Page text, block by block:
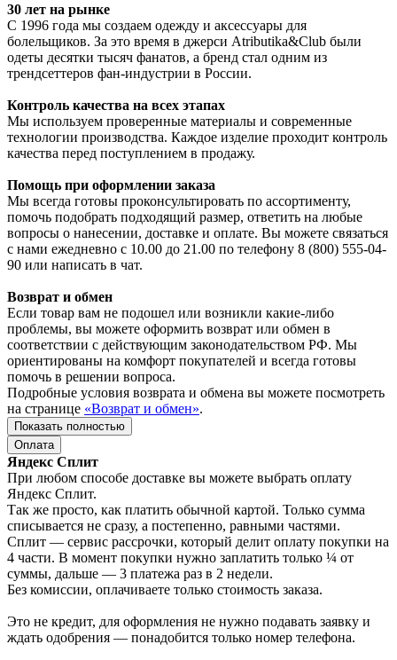
30 лет на рынке
С 1996 года мы создаем одежду и аксессуары для
болельщиков. За это время в джерси Atributika&Club были
одеты десятки тысяч фанатов, а бренд стал одним из
трендсеттеров фан-индустрии в России.
Контроль качества на всех этапах
Мы используем проверенные материалы и современные
технологии производства. Каждое изделие проходит контроль
качества перед поступлением в продажу.
Помощь при оформлении заказа
Мы всегда готовы проконсультировать по ассортименту,
помочь подобрать подходящий размер, ответить на любые
вопросы о нанесении, доставке и оплате. Вы можете связаться
с нами ежедневно с 10.00 до 21.00 по телефону 8 (800) 555-04-
90 или написать в чат.
Возврат и обмен
Если товар вам не подошел или возникли какие-либо
проблемы, вы можете оформить возврат или обмен в
соответствии с действующим законодательством РФ. Мы
ориентированы на комфорт покупателей и всегда готовы
помочь в решении вопроса.
Подробные условия возврата и обмена вы можете посмотреть
на странице «Возврат и обмен».
Показать полностью
Оплата
Яндекс Сплит
При любом способе доставке вы можете выбрать оплату
Яндекс Сплит.
Так же просто, как платить обычной картой. Только сумма
списывается не сразу, а постепенно, равными частями.
Сплит — сервис рассрочки, который делит оплату покупки на
4 части. В момент покупки нужно заплатить только ¼ от
суммы, дальше — 3 платежа раз в 2 недели.
Без комиссии, оплачиваете только стоимость заказа.
Это не кредит, для оформления не нужно подавать заявку и
ждать одобрения — понадобится только номер телефона.